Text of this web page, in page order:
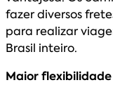
fazer diversos
para realizar
Brasil inteiro.
Maior flexibilidade